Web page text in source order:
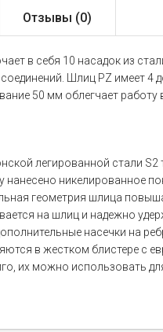
Отзывы (0)
в себя 10 насадок из
Шлиц PZ имеет
50 мм облегчает работу
легированной стали
никелированное
геометрия шлица
на шлиц и надежно
насечки на
в жестком блистере с
их можно использовать